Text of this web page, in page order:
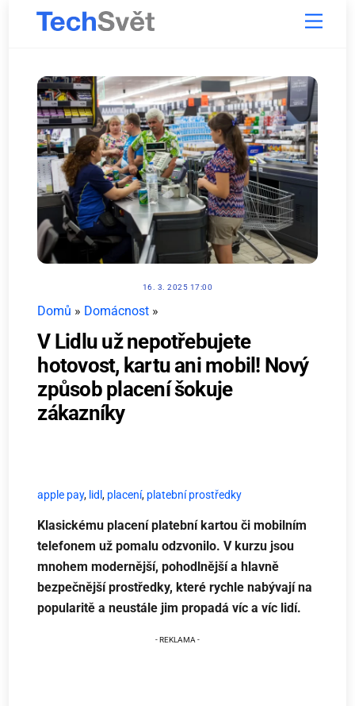
Menu
16. 3. 2025 17:00
Domů » Domácnost »
V Lidlu už nepotřebujete
hotovost, kartu ani mobil! Nový
způsob placení šokuje
zákazníky
apple pay, lidl, placení, platební prostředky
Klasickému placení platební kartou či mobilním
telefonem už pomalu odzvonilo. V kurzu jsou
mnohem modernější, pohodlnější a hlavně
bezpečnější prostředky, které rychle nabývají na
popularitě a neustále jim propadá víc a víc lidí.